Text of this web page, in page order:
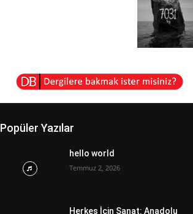
Popüler Yazılar
hello world
Temmuz 2, 2026
Herkes İçin Sanat: Anadolu